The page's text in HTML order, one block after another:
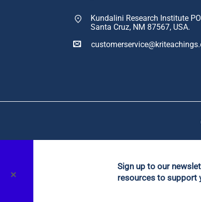
Kundalini Research Institute
Santa Cruz, NM 87567, USA.
✕
Sign up to our
resources to support